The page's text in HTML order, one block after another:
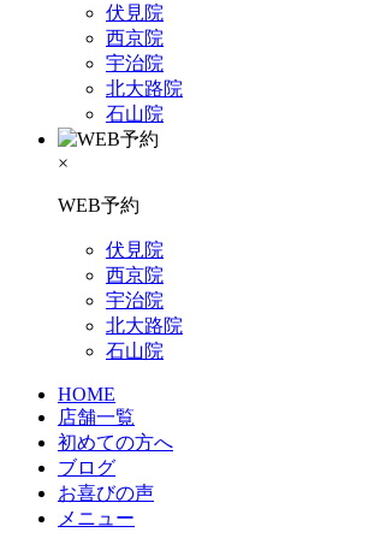
伏見院
西京院
宇治院
北大路院
石山院
×
WEB予約
伏見院
西京院
宇治院
北大路院
石山院
HOME
店舗一覧
初めての方へ
ブログ
お喜びの声
メニュー